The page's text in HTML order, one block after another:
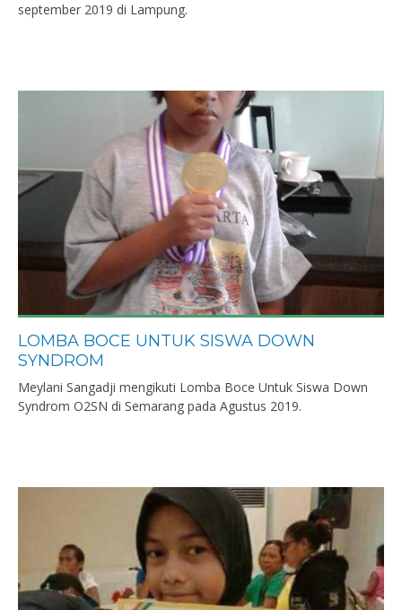
september 2019 di Lampung.
LOMBA BOCE UNTUK SISWA DOWN
SYNDROM
Meylani Sangadji mengikuti Lomba Boce Untuk Siswa Down
Syndrom O2SN di Semarang pada Agustus 2019.